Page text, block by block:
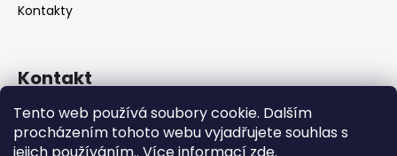
Tento web používá soubory cookie. Dalším
procházením tohoto webu vyjadřujete souhlas s
Kontakty
Kontakt
info@bocca-bijoux.com
602936225